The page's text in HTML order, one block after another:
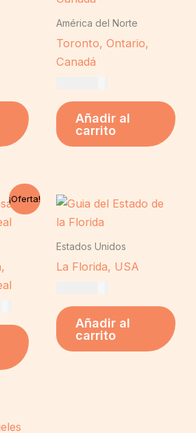
América del Norte
Toronto, Ontario,
Canadá
Añadir al
carrito
¡Oferta!
El
precio
US$ 16,00.Estados Unidos
La Florida, USA
Añadir al
carrito